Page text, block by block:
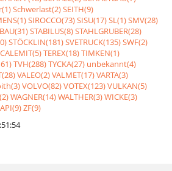
Schwerlast(2)SEITH(9)
SIROCCO(73)SISU(17)SL(1)SMV(28)
STABILUS(8)STAHLGRUBER(28)
STÖCKLIN(181)SVETRUCK(135)SWF(2)
TEREX(18)TIMKEN(1)
TVH(288)TYCKA(27) unbekannt(4)
VALEO(2)VALMET(17)VARTA(3)
VOLVO(82)VOTEX(123)VULKAN(5)
WAGNER(14)WALTHER(3)WICKE(3)
ZF(9)